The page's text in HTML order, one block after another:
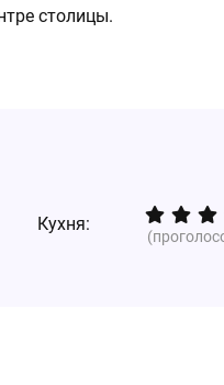
столицы.
Кухня: